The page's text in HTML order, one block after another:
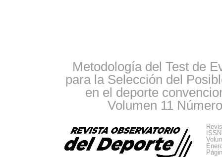
Metodología del Test de
para la Selección del
en el deporte
Volumen 11